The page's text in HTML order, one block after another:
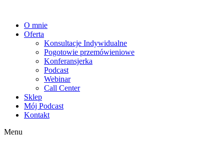
treści
O mnie
Oferta
Konsultacje Indywidualne
Pogotowie przemówieniowe
Konferansjerka
Podcast
Webinar
Call Center
Sklep
Mój Podcast
Kontakt
Menu